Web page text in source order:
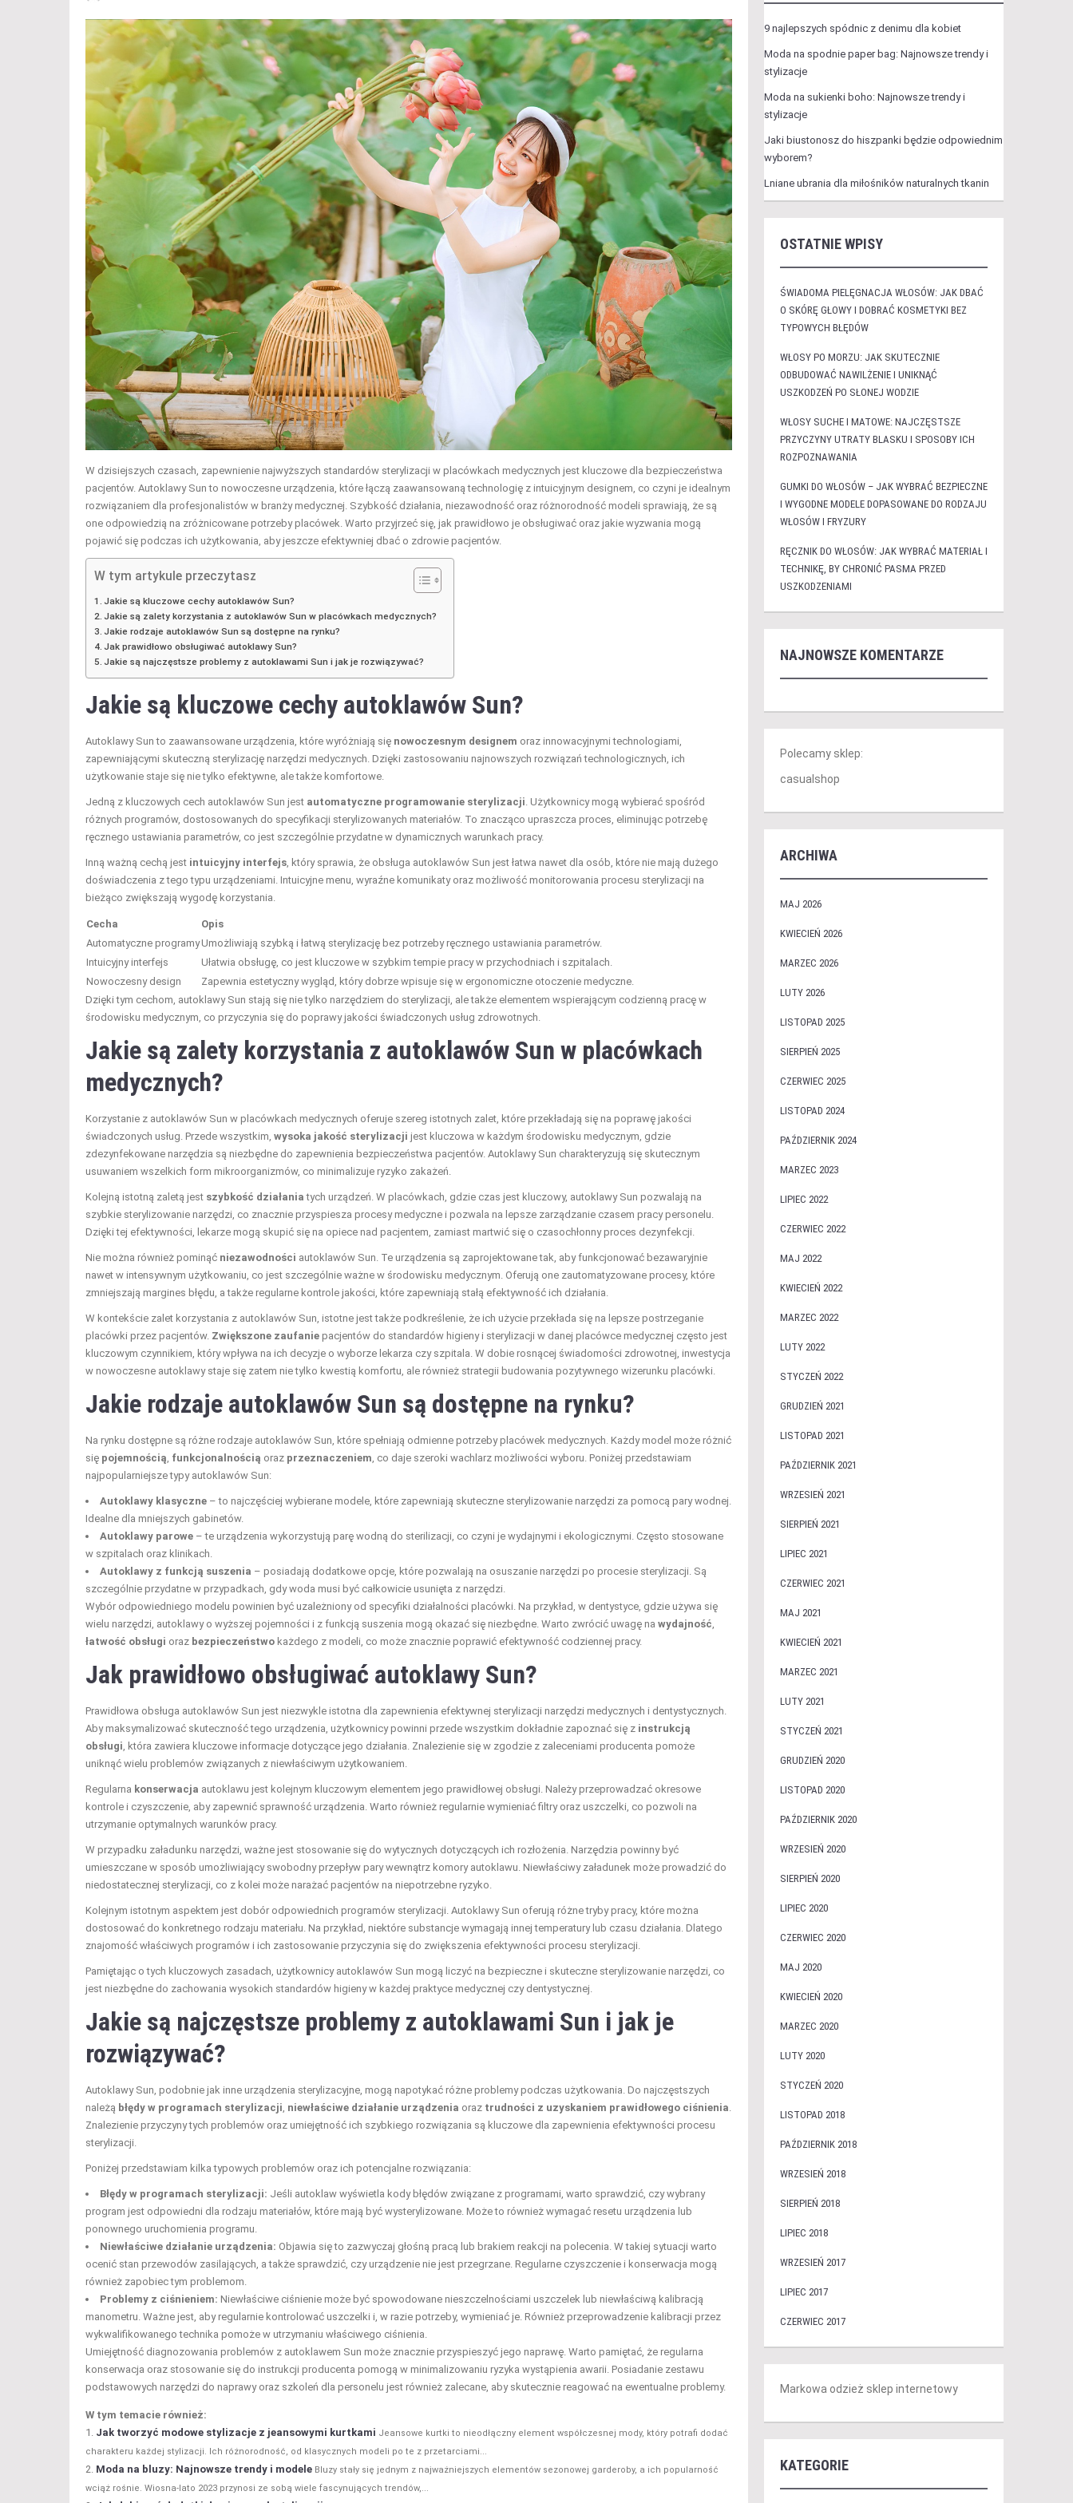
W dzisiejszych czasach, zapewnienie najwyższych standardów sterylizacji w placówkach medycznych jest kluczowe dla bezpieczeństwa
pacjentów. Autoklawy Sun to nowoczesne urządzenia, które łączą zaawansowaną technologię z intuicyjnym designem, co czyni je idealnym
rozwiązaniem dla profesjonalistów w branży medycznej. Szybkość działania, niezawodność oraz różnorodność modeli sprawiają, że są
one odpowiedzią na zróżnicowane potrzeby placówek. Warto przyjrzeć się, jak prawidłowo je obsługiwać oraz jakie wyzwania mogą
pojawić się podczas ich użytkowania, aby jeszcze efektywniej dbać o zdrowie pacjentów.
W tym artykule przeczytasz
Jakie są kluczowe cechy autoklawów Sun?
Jakie są zalety korzystania z autoklawów Sun w placówkach medycznych?
Jakie rodzaje autoklawów Sun są dostępne na rynku?
Jak prawidłowo obsługiwać autoklawy Sun?
Jakie są najczęstsze problemy z autoklawami Sun i jak je rozwiązywać?
Jakie są kluczowe cechy autoklawów Sun?
Autoklawy Sun to zaawansowane urządzenia, które wyróżniają się nowoczesnym designem oraz innowacyjnymi technologiami,
zapewniającymi skuteczną sterylizację narzędzi medycznych. Dzięki zastosowaniu najnowszych rozwiązań technologicznych, ich
użytkowanie staje się nie tylko efektywne, ale także komfortowe.
Jedną z kluczowych cech autoklawów Sun jest automatyczne programowanie sterylizacji . Użytkownicy mogą wybierać spośród
różnych programów, dostosowanych do specyfikacji sterylizowanych materiałów. To znacząco upraszcza proces, eliminując potrzebę
ręcznego ustawiania parametrów, co jest szczególnie przydatne w dynamicznych warunkach pracy.
Inną ważną cechą jest intuicyjny interfejs , który sprawia, że obsługa autoklawów Sun jest łatwa nawet dla osób, które nie mają dużego
doświadczenia z tego typu urządzeniami. Intuicyjne menu, wyraźne komunikaty oraz możliwość monitorowania procesu sterylizacji na
bieżąco zwiększają wygodę korzystania.
Cecha
Opis
Automatyczne programyUmożliwiają szybką i łatwą sterylizację bez potrzeby ręcznego ustawiania parametrów.
Intuicyjny interfejs
Ułatwia obsługę, co jest kluczowe w szybkim tempie pracy w przychodniach i szpitalach.
Nowoczesny design
Zapewnia estetyczny wygląd, który dobrze wpisuje się w ergonomiczne otoczenie medyczne.
Dzięki tym cechom, autoklawy Sun stają się nie tylko narzędziem do sterylizacji, ale także elementem wspierającym codzienną pracę w
środowisku medycznym, co przyczynia się do poprawy jakości świadczonych usług zdrowotnych.
Jakie są zalety korzystania z autoklawów Sun w placówkach
medycznych?
Korzystanie z autoklawów Sun w placówkach medycznych oferuje szereg istotnych zalet, które przekładają się na poprawę jakości
świadczonych usług. Przede wszystkim, wysoka jakość sterylizacji jest kluczowa w każdym środowisku medycznym, gdzie
zdezynfekowane narzędzia są niezbędne do zapewnienia bezpieczeństwa pacjentów. Autoklawy Sun charakteryzują się skutecznym
usuwaniem wszelkich form mikroorganizmów, co minimalizuje ryzyko zakażeń.
Kolejną istotną zaletą jest szybkość działania tych urządzeń. W placówkach, gdzie czas jest kluczowy, autoklawy Sun pozwalają na
szybkie sterylizowanie narzędzi, co znacznie przyspiesza procesy medyczne i pozwala na lepsze zarządzanie czasem pracy personelu.
Dzięki tej efektywności, lekarze mogą skupić się na opiece nad pacjentem, zamiast martwić się o czasochłonny proces dezynfekcji.
Nie można również pominąć niezawodności autoklawów Sun. Te urządzenia są zaprojektowane tak, aby funkcjonować bezawaryjnie
nawet w intensywnym użytkowaniu, co jest szczególnie ważne w środowisku medycznym. Oferują one zautomatyzowane procesy, które
zmniejszają margines błędu, a także regularne kontrole jakości, które zapewniają stałą efektywność ich działania.
W kontekście zalet korzystania z autoklawów Sun, istotne jest także podkreślenie, że ich użycie przekłada się na lepsze postrzeganie
placówki przez pacjentów. Zwiększone zaufanie pacjentów do standardów higieny i sterylizacji w danej placówce medycznej często jest
kluczowym czynnikiem, który wpływa na ich decyzje o wyborze lekarza czy szpitala. W dobie rosnącej świadomości zdrowotnej, inwestycja
w nowoczesne autoklawy staje się zatem nie tylko kwestią komfortu, ale również strategii budowania pozytywnego wizerunku placówki.
Jakie rodzaje autoklawów Sun są dostępne na rynku?
Na rynku dostępne są różne rodzaje autoklawów Sun, które spełniają odmienne potrzeby placówek medycznych. Każdy model może różnić
się pojemnością funkcjonalnością oraz przeznaczeniem , co daje szeroki wachlarz możliwości wyboru. Poniżej przedstawiam
najpopularniejsze typy autoklawów Sun:
Autoklawy klasyczne – to najczęściej wybierane modele, które zapewniają skuteczne sterylizowanie narzędzi za pomocą pary wodnej.
Idealne dla mniejszych gabinetów.
Autoklawy parowe – te urządzenia wykorzystują parę wodną do sterilizacji, co czyni je wydajnymi i ekologicznymi. Często stosowane
w szpitalach oraz klinikach.
Autoklawy z funkcją suszenia – posiadają dodatkowe opcje, które pozwalają na osuszanie narzędzi po procesie sterylizacji. Są
szczególnie przydatne w przypadkach, gdy woda musi być całkowicie usunięta z narzędzi.
Wybór odpowiedniego modelu powinien być uzależniony od specyfiki działalności placówki. Na przykład, w dentystyce, gdzie używa się
wielu narzędzi, autoklawy o wyższej pojemności i z funkcją suszenia mogą okazać się niezbędne. Warto zwrócić uwagę na wydajność
łatwość obsługi oraz bezpieczeństwo każdego z modeli, co może znacznie poprawić efektywność codziennej pracy.
Jak prawidłowo obsługiwać autoklawy Sun?
Prawidłowa obsługa autoklawów Sun jest niezwykle istotna dla zapewnienia efektywnej sterylizacji narzędzi medycznych i dentystycznych.
Aby maksymalizować skuteczność tego urządzenia, użytkownicy powinni przede wszystkim dokładnie zapoznać się z instrukcją
obsługi , która zawiera kluczowe informacje dotyczące jego działania. Znalezienie się w zgodzie z zaleceniami producenta pomoże
uniknąć wielu problemów związanych z niewłaściwym użytkowaniem.
Regularna konserwacja autoklawu jest kolejnym kluczowym elementem jego prawidłowej obsługi. Należy przeprowadzać okresowe
kontrole i czyszczenie, aby zapewnić sprawność urządzenia. Warto również regularnie wymieniać filtry oraz uszczelki, co pozwoli na
utrzymanie optymalnych warunków pracy.
W przypadku załadunku narzędzi, ważne jest stosowanie się do wytycznych dotyczących ich rozłożenia. Narzędzia powinny być
umieszczane w sposób umożliwiający swobodny przepływ pary wewnątrz komory autoklawu. Niewłaściwy załadunek może prowadzić do
niedostatecznej sterylizacji, co z kolei może narażać pacjentów na niepotrzebne ryzyko.
Kolejnym istotnym aspektem jest dobór odpowiednich programów sterylizacji. Autoklawy Sun oferują różne tryby pracy, które można
dostosować do konkretnego rodzaju materiału. Na przykład, niektóre substancje wymagają innej temperatury lub czasu działania. Dlatego
znajomość właściwych programów i ich zastosowanie przyczynia się do zwiększenia efektywności procesu sterylizacji.
Pamiętając o tych kluczowych zasadach, użytkownicy autoklawów Sun mogą liczyć na bezpieczne i skuteczne sterylizowanie narzędzi, co
jest niezbędne do zachowania wysokich standardów higieny w każdej praktyce medycznej czy dentystycznej.
Jakie są najczęstsze problemy z autoklawami Sun i jak je
rozwiązywać?
Autoklawy Sun, podobnie jak inne urządzenia sterylizacyjne, mogą napotykać różne problemy podczas użytkowania. Do najczęstszych
należą błędy w programach sterylizacji niewłaściwe działanie urządzenia oraz trudności z uzyskaniem prawidłowego ciśnienia
Znalezienie przyczyny tych problemów oraz umiejętność ich szybkiego rozwiązania są kluczowe dla zapewnienia efektywności procesu
sterylizacji.
Poniżej przedstawiam kilka typowych problemów oraz ich potencjalne rozwiązania:
Błędy w programach sterylizacji: Jeśli autoklaw wyświetla kody błędów związane z programami, warto sprawdzić, czy wybrany
program jest odpowiedni dla rodzaju materiałów, które mają być wysterylizowane. Może to również wymagać resetu urządzenia lub
ponownego uruchomienia programu.
Niewłaściwe działanie urządzenia: Objawia się to zazwyczaj głośną pracą lub brakiem reakcji na polecenia. W takiej sytuacji warto
ocenić stan przewodów zasilających, a także sprawdzić, czy urządzenie nie jest przegrzane. Regularne czyszczenie i konserwacja mogą
również zapobiec tym problemom.
Problemy z ciśnieniem: Niewłaściwe ciśnienie może być spowodowane nieszczelnościami uszczelek lub niewłaściwą kalibracją
manometru. Ważne jest, aby regularnie kontrolować uszczelki i, w razie potrzeby, wymieniać je. Również przeprowadzenie kalibracji przez
wykwalifikowanego technika pomoże w utrzymaniu właściwego ciśnienia.
Umiejętność diagnozowania problemów z autoklawem Sun może znacznie przyspieszyć jego naprawę. Warto pamiętać, że regularna
konserwacja oraz stosowanie się do instrukcji producenta pomogą w minimalizowaniu ryzyka wystąpienia awarii. Posiadanie zestawu
podstawowych narzędzi do naprawy oraz szkoleń dla personelu jest również zalecane, aby skutecznie reagować na ewentualne problemy.
W tym temacie również:
Jak tworzyć modowe stylizacje z jeansowymi kurtkami Jeansowe kurtki to nieodłączny element współczesnej mody, który potrafi dodać
charakteru każdej stylizacji. Ich różnorodność, od klasycznych modeli po te z przetarciami...
Moda na bluzy: Najnowsze trendy i modele Bluzy stały się jednym z najważniejszych elementów sezonowej garderoby, a ich popularność
wciąż rośnie. Wiosna-lato 2023 przynosi ze sobą wiele fascynujących trendów,...
9 najlepszych spódnic z denimu dla kobiet
Moda na spodnie paper bag: Najnowsze trendy i
stylizacje
Moda na sukienki boho: Najnowsze trendy i
stylizacje
Jaki biustonosz do hiszpanki będzie odpowiednim
wyborem?
Lniane ubrania dla miłośników naturalnych tkanin
OSTATNIE WPISY
ŚWIADOMA PIELĘGNACJA WŁOSÓW: JAK DBAĆ
O SKÓRĘ GŁOWY I DOBRAĆ KOSMETYKI BEZ
TYPOWYCH BŁĘDÓW
WŁOSY PO MORZU: JAK SKUTECZNIE
ODBUDOWAĆ NAWILŻENIE I UNIKNĄĆ
USZKODZEŃ PO SŁONEJ WODZIE
WŁOSY SUCHE I MATOWE: NAJCZĘSTSZE
PRZYCZYNY UTRATY BLASKU I SPOSOBY ICH
ROZPOZNAWANIA
GUMKI DO WŁOSÓW – JAK WYBRAĆ BEZPIECZNE
I WYGODNE MODELE DOPASOWANE DO RODZAJU
WŁOSÓW I FRYZURY
RĘCZNIK DO WŁOSÓW: JAK WYBRAĆ MATERIAŁ I
TECHNIKĘ, BY CHRONIĆ PASMA PRZED
USZKODZENIAMI
NAJNOWSZE KOMENTARZE
Polecamy sklep:
casualshop
ARCHIWA
MAJ 2026
KWIECIEŃ 2026
MARZEC 2026
LUTY 2026
LISTOPAD 2025
SIERPIEŃ 2025
CZERWIEC 2025
LISTOPAD 2024
PAŹDZIERNIK 2024
MARZEC 2023
LIPIEC 2022
CZERWIEC 2022
MAJ 2022
KWIECIEŃ 2022
MARZEC 2022
LUTY 2022
STYCZEŃ 2022
GRUDZIEŃ 2021
LISTOPAD 2021
PAŹDZIERNIK 2021
WRZESIEŃ 2021
SIERPIEŃ 2021
LIPIEC 2021
CZERWIEC 2021
MAJ 2021
KWIECIEŃ 2021
MARZEC 2021
LUTY 2021
STYCZEŃ 2021
GRUDZIEŃ 2020
LISTOPAD 2020
PAŹDZIERNIK 2020
WRZESIEŃ 2020
SIERPIEŃ 2020
LIPIEC 2020
CZERWIEC 2020
MAJ 2020
KWIECIEŃ 2020
MARZEC 2020
LUTY 2020
STYCZEŃ 2020
LISTOPAD 2018
PAŹDZIERNIK 2018
WRZESIEŃ 2018
SIERPIEŃ 2018
LIPIEC 2018
WRZESIEŃ 2017
LIPIEC 2017
CZERWIEC 2017
Markowa odzież sklep internetowy
KATEGORIE